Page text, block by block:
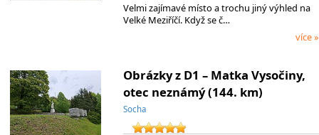
Velmi zajímavé místo a trochu jiný výhled na
Velké Meziříčí. Když se č…
více »
Obrázky z D1 – Matka Vysočiny,
otec neznámý (144. km)
Socha